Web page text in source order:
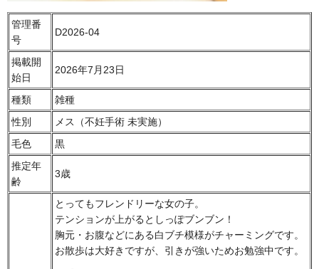
管理番
号
D2026-04
掲載開
始日
2026年7月23日
種類
雑種
性別
メス（不妊手術 未実施）
毛色
黒
推定年
齢
3歳
とってもフレンドリーな女の子。
テンションが上がるとしっぽブンブン！
胸元・お腹などにある白ブチ模様がチャーミングです。
お散歩は大好きですが、引きが強いためお勉強中です。